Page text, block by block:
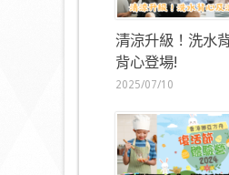
清涼升級！洗水
背心登場!
2025/07/10